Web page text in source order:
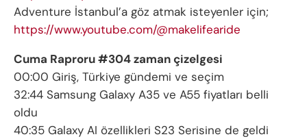
Adventure İstanbul’a göz atmak isteyenler için;
https://www.youtube.com/@makelifearide
Cuma Raproru #304 zaman çizelgesi
00:00 Giriş, Türkiye gündemi ve seçim
32:44 Samsung Galaxy A35 ve A55 fiyatları belli
oldu
40:35 Galaxy AI özellikleri S23 Serisine de geldi